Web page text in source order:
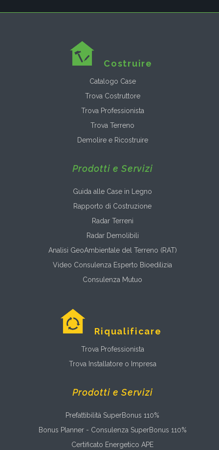
Costruire
Catalogo Case
Trova Costruttore
Trova Professionista
Trova Terreno
Demolire e Ricostruire
Prodotti e Servizi
Guida alle Case in Legno
Rapporto di Costruzione
Radar Terreni
Radar Demolibili
Analisi GeoAmbientale del Terreno (RAT)
Video Consulenza Esperto Bioedilizia
Consulenza Mutuo
Riqualificare
Trova Professionista
Trova Installatore o Impresa
Prodotti e Servizi
Prefattibilità SuperBonus 110%
Bonus Planner - Consulenza SuperBonus 110%
Certificato Energetico APE